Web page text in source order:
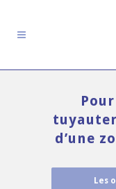
d’une
Les